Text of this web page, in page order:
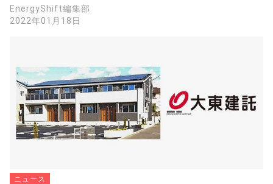
EnergyShift編集部
2022年01月18日
ニュース